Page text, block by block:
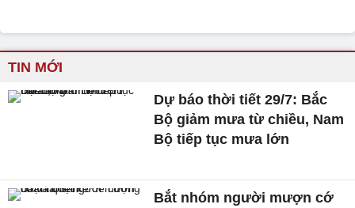
TIN MỚI
Dự báo thời tiết 29/7: Bắc
Bộ giảm mưa từ chiều, Nam
Bộ tiếp tục mưa lớn
Bắt nhóm người mượn cớ